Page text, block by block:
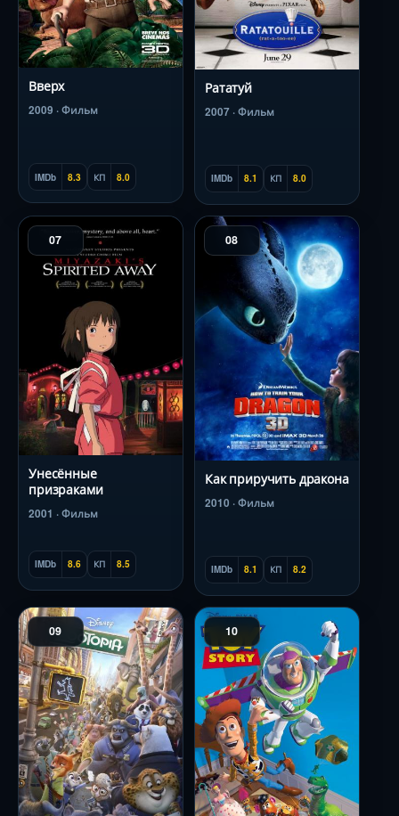
Вверх
2009 · Фильм
IMDb 8.3 КП 8.0
Рататуй
2007 · Фильм
IMDb 8.1 КП 8.0
07
Унесённые
призраками
2001 · Фильм
IMDb 8.6 КП 8.5
08
Как приручить дракона
2010 · Фильм
IMDb 8.1 КП 8.2
09 10